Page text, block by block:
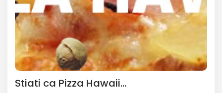
Stiati ca Pizza Hawaii…